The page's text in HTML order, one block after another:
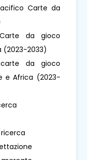
Carte da
da gioco
(2023-2033)
da gioco
e Africa (2023-